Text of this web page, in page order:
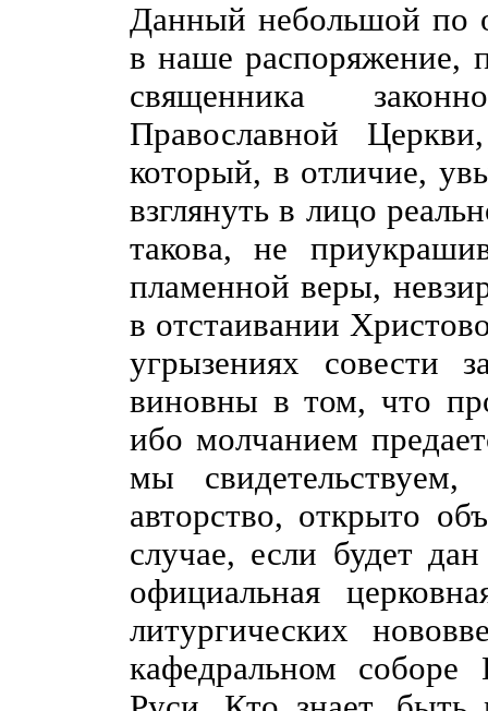
Данный небольшой по
в наше распоряжение,
священника
Православной
который, в отличие,
взглянуть в лицо
такова, не
пламенной веры,
в отстаивании
угрызениях совести
виновны в том, что
ибо молчанием
мы
авторство, открыто
случае, если будет
официальная
литургических
кафедральном соборе